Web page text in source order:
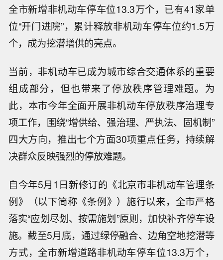
全市新增非机动车停车位13.3万个，已有41家单
位“开门进院”，累计释放非机动车停车位约1.5万
个，成为挖潜增供的亮点。
当前，非机动车已成为城市综合交通体系的重要
组成部分，但也带来了停放秩序管理难题。为
此，本市今年全面开展非机动车停放秩序治理专
项工作，围绕“增供给、强治理、严执法、固机制”
四大方向，推出七个方面30项重点任务，持续解
决群众反映强烈的停放难题。
自今年5月1日新修订的《北京市非机动车管理条
例》（以下简称《条例》）施行以来，全市严格
落实“应划尽划、按需施划”原则，加快补齐停车设
施。截至5月底，通过绿停融合、边角空地挖潜等
方式，全市新增道路非机动车停车位13.3万个，